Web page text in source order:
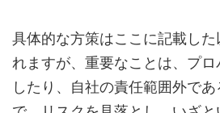
具体的な方策はここに記載し
れますが、重要なことは、プ
したり、自社の責任範囲外で